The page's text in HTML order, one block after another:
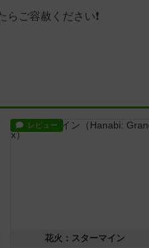
ご容赦ください❗
レビュー
花火：スターマイン